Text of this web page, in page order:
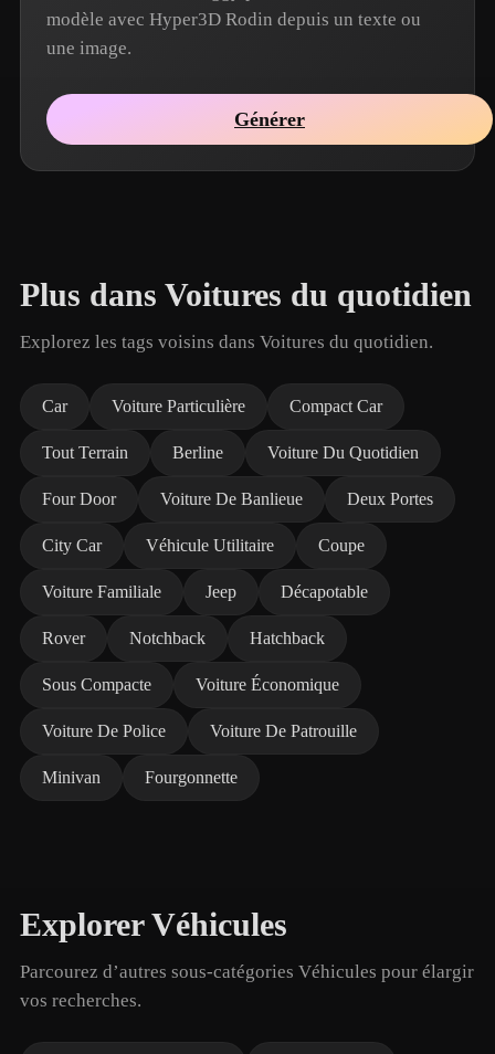
modèle avec Hyper3D Rodin depuis un texte ou
une image.
Générer
Plus dans Voitures du quotidien
Explorez les tags voisins dans Voitures du quotidien.
Car Voiture Particulière Compact Car
Tout Terrain Berline Voiture Du Quotidien
Four Door Voiture De Banlieue Deux Portes
City Car Véhicule Utilitaire Coupe
Voiture Familiale Jeep Décapotable
Rover Notchback Hatchback
Sous Compacte Voiture Économique
Voiture De Police Voiture De Patrouille
Minivan Fourgonnette
Explorer Véhicules
Parcourez d’autres sous-catégories Véhicules pour élargir
vos recherches.